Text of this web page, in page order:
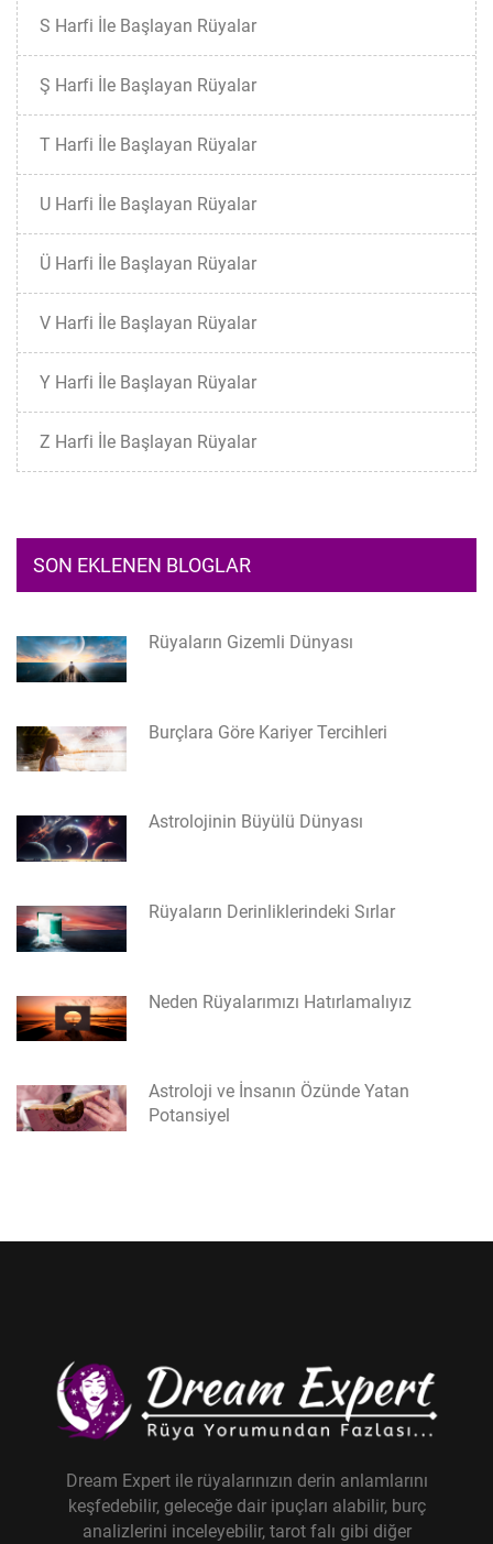
S Harfi İle Başlayan Rüyalar
Ş Harfi İle Başlayan Rüyalar
T Harfi İle Başlayan Rüyalar
U Harfi İle Başlayan Rüyalar
Ü Harfi İle Başlayan Rüyalar
V Harfi İle Başlayan Rüyalar
Y Harfi İle Başlayan Rüyalar
Z Harfi İle Başlayan Rüyalar
SON EKLENEN BLOGLAR
Rüyaların Gizemli Dünyası
Burçlara Göre Kariyer Tercihleri
Astrolojinin Büyülü Dünyası
Rüyaların Derinliklerindeki Sırlar
Neden Rüyalarımızı Hatırlamalıyız
Astroloji ve İnsanın Özünde Yatan
Potansiyel
Dream Expert ile rüyalarınızın derin anlamlarını
keşfedebilir, geleceğe dair ipuçları alabilir, burç
analizlerini inceleyebilir, tarot falı gibi diğer